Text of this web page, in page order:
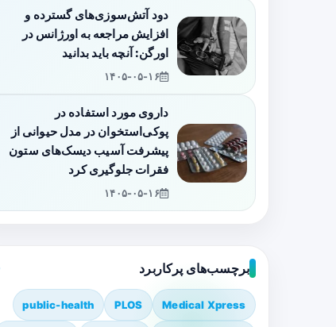
دود آتش‌سوزی‌های گسترده و
افزایش مراجعه به اورژانس در
اورگن: آنچه باید بدانید
۱۴۰۵-۰۵-۱۶
داروی مورد استفاده در
پوکی‌استخوان در مدل حیوانی از
پیشرفت آسیب دیسک‌های ستون
فقرات جلوگیری کرد
۱۴۰۵-۰۵-۱۶
برچسب‌های پرکاربرد
Medical Xpress
PLOS
public-health